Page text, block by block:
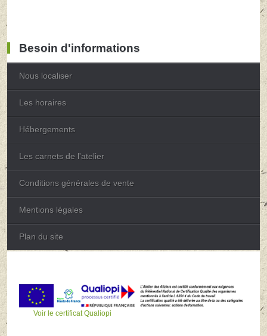
Besoin d'informations
Nous localiser
Les horaires
Hébergements
Les carnets de l'atelier
Conditions générales de vente
Mentions légales
Plan du site
Voir le certificat Qualiopi